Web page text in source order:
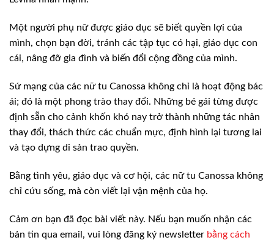
Một người phụ nữ được giáo dục sẽ biết quyền lợi của
mình, chọn bạn đời, tránh các tập tục có hại, giáo dục con
cái, nâng đỡ gia đình và biến đổi cộng đồng của mình.
Sứ mạng của các nữ tu Canossa không chỉ là hoạt động bác
ái; đó là một phong trào thay đổi. Những bé gái từng được
định sẵn cho cảnh khốn khó nay trở thành những tác nhân
thay đổi, thách thức các chuẩn mực, định hình lại tương lai
và tạo dựng di sản trao quyền.
Bằng tình yêu, giáo dục và cơ hội, các nữ tu Canossa không
chỉ cứu sống, mà còn viết lại vận mệnh của họ.
Cảm ơn bạn đã đọc bài viết này. Nếu bạn muốn nhận các
bản tin qua email, vui lòng đăng ký newsletter bằng cách